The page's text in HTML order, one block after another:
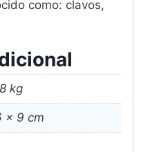
como: clavos,
kg
× 9 cm